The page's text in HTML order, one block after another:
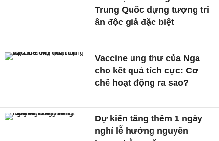
Trung Quốc dựng tượng tri
ân độc giả đặc biệt
Vaccine ung thư của Nga
cho kết quả tích cực: Cơ
chế hoạt động ra sao?
Dự kiến tăng thêm 1 ngày
nghỉ lễ hưởng nguyên